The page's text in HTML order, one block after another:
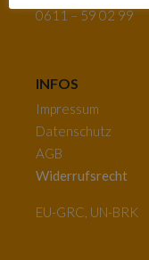
0611 – 59 02 99
INFOS
Impressum
Datenschutz
AGB
Widerrufsrecht
EU-GRC, UN-BRK